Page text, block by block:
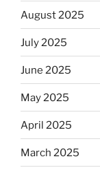
August 2025
July 2025
June 2025
May 2025
April 2025
March 2025